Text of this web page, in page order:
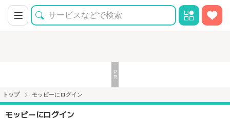
トップ モッピーにログイン
モッピーにログイン